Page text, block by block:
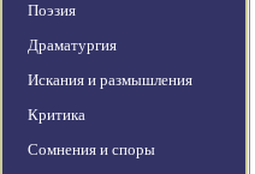
Поэзия
Драматургия
Искания и размышления
Критика
Сомнения и споры